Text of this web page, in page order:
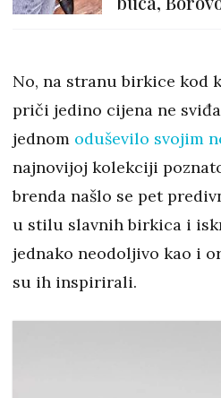
No, na stranu birkice kod
priči jedino cijena ne
jednom oduševilo svojim
najnovijoj kolekciji
brenda našlo se pet
u stilu slavnih birkica i
jednako neodoljivo kao i
su ih inspirirali.